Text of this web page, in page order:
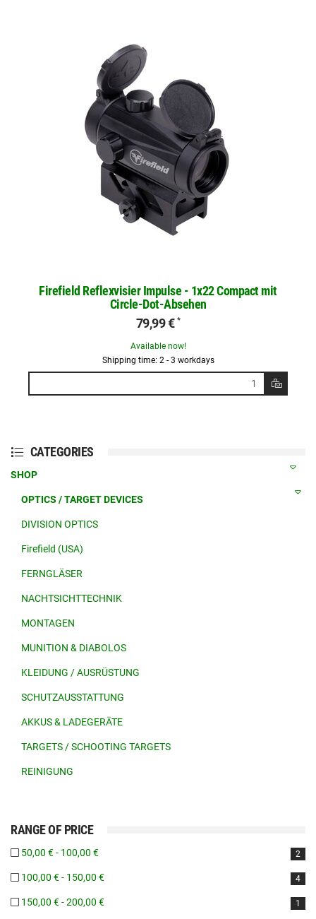
Firefield Reflexvisier Impulse - 1x22 Compact mit
Circle-Dot-Absehen
79,99 € *
Available now!
Shipping time: 2 - 3 workdays
CATEGORIES
SHOP
OPTICS / TARGET DEVICES
DIVISION OPTICS
Firefield (USA)
FERNGLÄSER
NACHTSICHTTECHNIK
MONTAGEN
MUNITION & DIABOLOS
KLEIDUNG / AUSRÜSTUNG
SCHUTZAUSSTATTUNG
AKKUS & LADEGERÄTE
TARGETS / SCHOOTING TARGETS
REINIGUNG
RANGE OF PRICE
2
50,00 € - 100,00 €
4
100,00 € - 150,00 €
1
150,00 € - 200,00 €